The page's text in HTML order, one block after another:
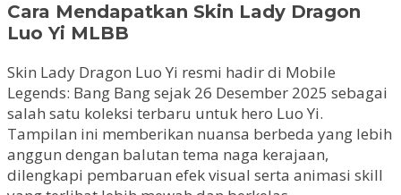
Cara Mendapatkan Skin Lady Dragon
Luo Yi MLBB
Skin Lady Dragon Luo Yi resmi hadir di Mobile
Legends: Bang Bang sejak 26 Desember 2025 sebagai
salah satu koleksi terbaru untuk hero Luo Yi.
Tampilan ini memberikan nuansa berbeda yang lebih
anggun dengan balutan tema naga kerajaan,
dilengkapi pembaruan efek visual serta animasi skill